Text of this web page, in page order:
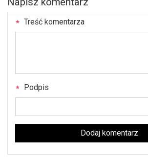
Treść komentarza
Podpis
Dodaj komentarz